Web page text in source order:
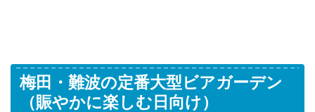
梅田・難波の定番大型ビアガーデン
（賑やかに楽しむ日向け）